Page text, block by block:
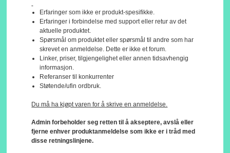
Erfaringer som ikke er produkt-spesifikke.
Erfaringer i forbindelse med support eller retur av det
aktuelle produktet.
Spørsmål om produktet eller spørsmål til andre som har
skrevet en anmeldelse. Dette er ikke et forum.
Linker, priser, tilgjengelighet eller annen tidsavhengig
informasjon.
Referanser til konkurrenter
Støtende/ufin ordbruk.
Du må ha kjøpt varen for å skrive en anmeldelse.
Admin forbeholder seg retten til å akseptere, avslå eller
fjerne enhver produktanmeldelse som ikke er i tråd med
disse retningslinjene.